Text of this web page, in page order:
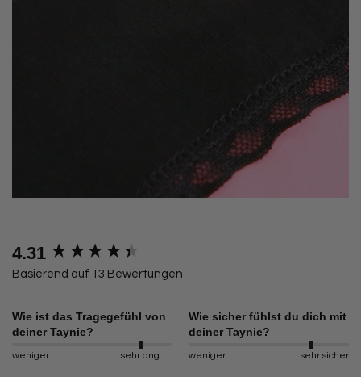
4.31
Basierend auf 13 Bewertungen
Wie ist das Tragegefühl von
deiner Taynie?
weniger angenehm sehr angenehm
Wie sicher fühlst du dich mit
deiner Taynie?
weniger sicher sehr sicher
New content loaded